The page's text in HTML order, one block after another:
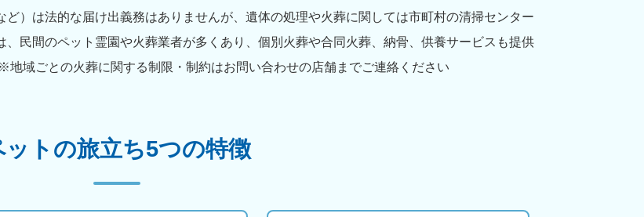
）は法的な届け出義務はありませんが、遺体の処理や火葬に関しては市町村の清掃センター
民間のペット霊園や火葬業者が多くあり、個別火葬や合同火葬、納骨、供養サービスも提供
域ごとの火葬に関する制限・制約はお問い合わせの店舗までご連絡ください
ットの旅立ち5つの特徴